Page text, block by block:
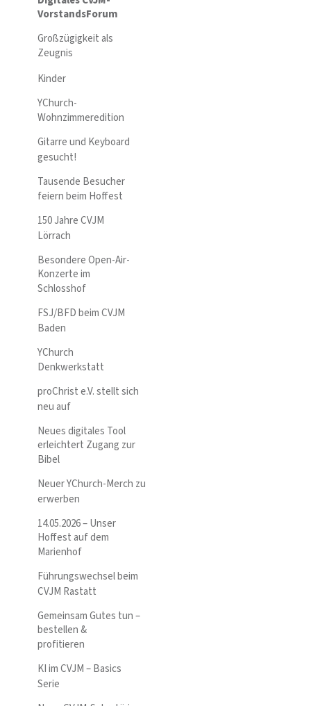
VorstandsForum
Großzügigkeit als
Zeugnis
Kinder
YChurch-
Wohnzimmeredition
Gitarre und Keyboard
gesucht!
Tausende Besucher
feiern beim Hoffest
150 Jahre CVJM
Lörrach
Besondere Open-Air-
Konzerte im
Schlosshof
FSJ/BFD beim CVJM
Baden
YChurch
Denkwerkstatt
proChrist e.V. stellt sich
neu auf
Neues digitales Tool
erleichtert Zugang zur
Bibel
Neuer YChurch-Merch zu
erwerben
14.05.2026 – Unser
Hoffest auf dem
Marienhof
Führungswechsel beim
CVJM Rastatt
Gemeinsam Gutes tun –
bestellen &
profitieren
KI im CVJM – Basics
Serie